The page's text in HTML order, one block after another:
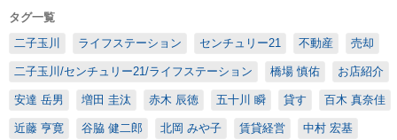
タグ一覧
二子玉川
ライフステーション センチュリー21 不動産 売却
二子玉川/センチュリー21/ライフステーション 橋場 慎佑 お店紹介
安達 岳男 増田 圭汰 赤木 辰徳 五十川 瞬 貸す 百木 真奈佳
近藤 亨寛 谷脇 健二郎 北岡 みや子 賃貸経営 中村 宏基